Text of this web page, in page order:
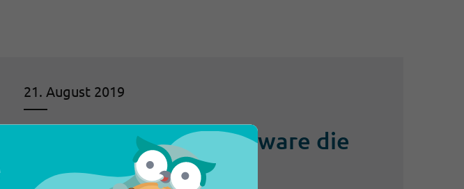
21. August 2019
Wie Service Desk Software die
größten Defizite im